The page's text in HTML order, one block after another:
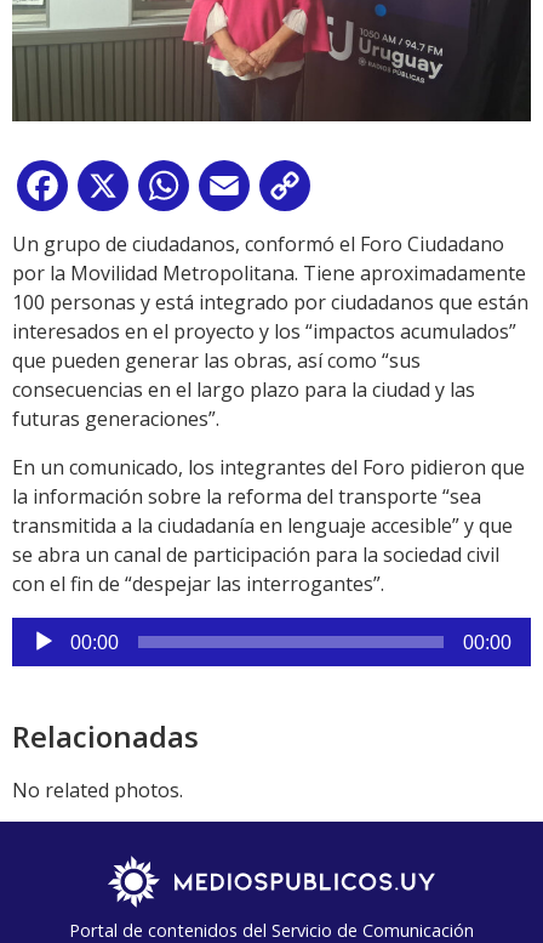
Facebook
X WhatsApp
Email
Link
Un grupo de ciudadanos, conformó el Foro Ciudadano
por la Movilidad Metropolitana. Tiene aproximadamente
100 personas y está integrado por ciudadanos que están
interesados en el proyecto y los “impactos acumulados”
que pueden generar las obras, así como “sus
consecuencias en el largo plazo para la ciudad y las
futuras generaciones”.
En un comunicado, los integrantes del Foro pidieron que
la información sobre la reforma del transporte “sea
transmitida a la ciudadanía en lenguaje accesible” y que
se abra un canal de participación para la sociedad civil
con el fin de “despejar las interrogantes”.
Reproductor
de
00:00 00:00
Relacionadas
No related photos.
Portal de contenidos del Servicio de Comunicación